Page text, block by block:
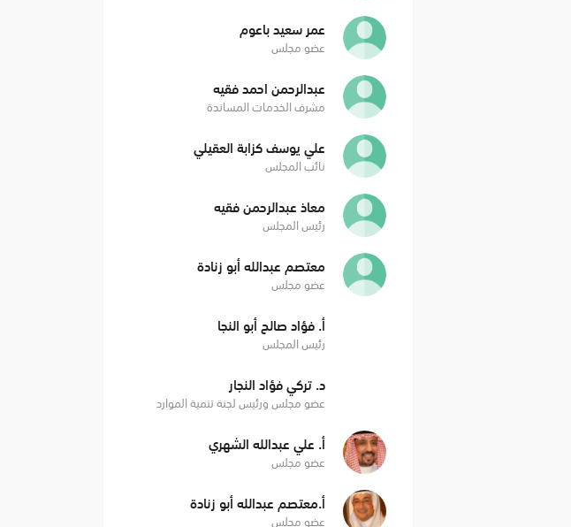
عمر سعيد باعوم
عضو مجلس
عبدالرحمن احمد فقيه
مشرف الخدمات المساندة
علي يوسف كزابة العقيلي
نائب المجلس
معاذ عبدالرحمن فقيه
رئيس المجلس
معتصم عبدالله أبو زنادة
عضو مجلس
أ. فؤاد صالح أبو النجا
رئيس المجلس
د. تركي فؤاد النجار
عضو مجلس ورئيس لجنة تنمية الموارد
أ. علي عبدالله الشهري
عضو مجلس
أ.معتصم عبدالله أبو زنادة
عضو مجلس